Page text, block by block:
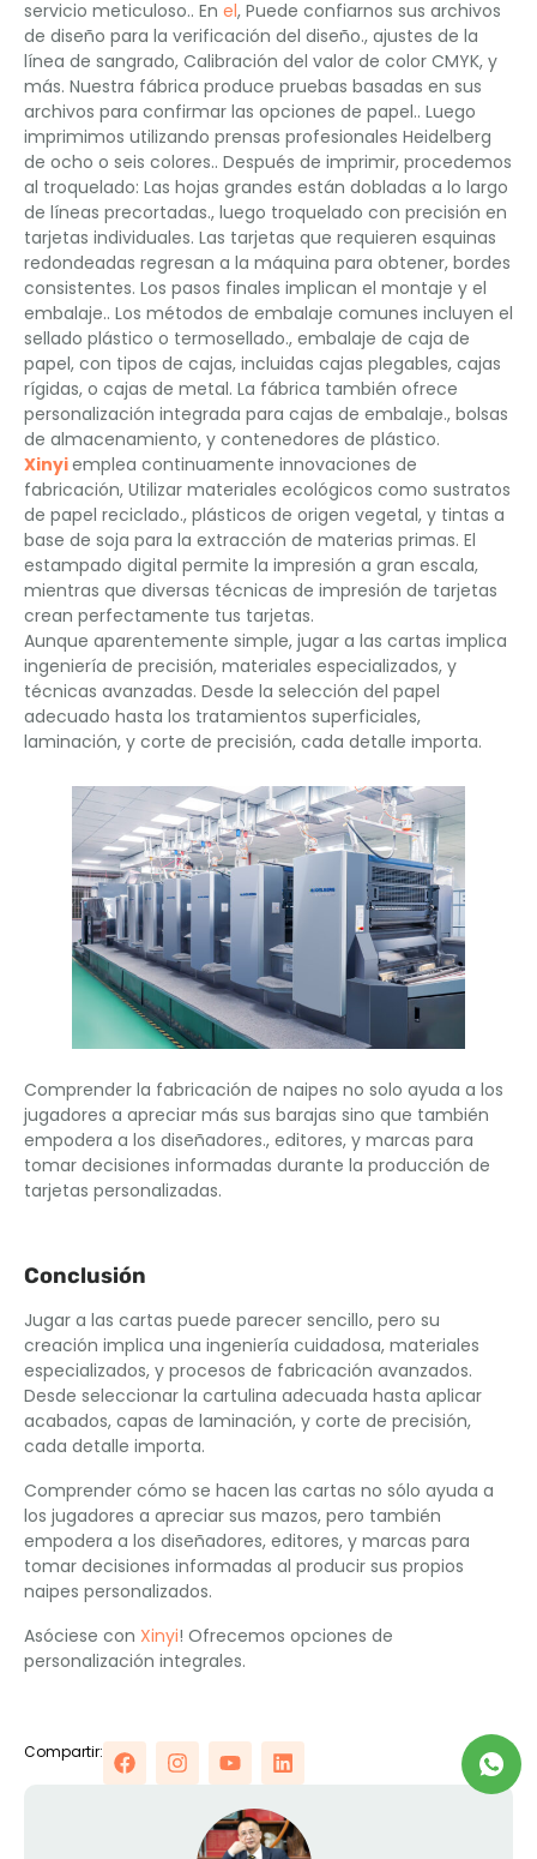
servicio meticuloso.. En el, Puede confiarnos sus archivos
de diseño para la verificación del diseño., ajustes de la
línea de sangrado, Calibración del valor de color CMYK, y
más. Nuestra fábrica produce pruebas basadas en sus
archivos para confirmar las opciones de papel.. Luego
imprimimos utilizando prensas profesionales Heidelberg
de ocho o seis colores.. Después de imprimir, procedemos
al troquelado: Las hojas grandes están dobladas a lo largo
de líneas precortadas., luego troquelado con precisión en
tarjetas individuales. Las tarjetas que requieren esquinas
redondeadas regresan a la máquina para obtener, bordes
consistentes. Los pasos finales implican el montaje y el
embalaje.. Los métodos de embalaje comunes incluyen el
sellado plástico o termosellado., embalaje de caja de
papel, con tipos de cajas, incluidas cajas plegables, cajas
rígidas, o cajas de metal. La fábrica también ofrece
personalización integrada para cajas de embalaje., bolsas
de almacenamiento, y contenedores de plástico.
Xinyiemplea continuamente innovaciones de
fabricación, Utilizar materiales ecológicos como sustratos
de papel reciclado., plásticos de origen vegetal, y tintas a
base de soja para la extracción de materias primas. El
estampado digital permite la impresión a gran escala,
mientras que diversas técnicas de impresión de tarjetas
crean perfectamente tus tarjetas.
Aunque aparentemente simple, jugar a las cartas implica
ingeniería de precisión, materiales especializados, y
técnicas avanzadas. Desde la selección del papel
adecuado hasta los tratamientos superficiales,
laminación, y corte de precisión, cada detalle importa.
Comprender la fabricación de naipes no solo ayuda a los
jugadores a apreciar más sus barajas sino que también
empodera a los diseñadores., editores, y marcas para
tomar decisiones informadas durante la producción de
tarjetas personalizadas.
Conclusión
Jugar a las cartas puede parecer sencillo, pero su
creación implica una ingeniería cuidadosa, materiales
especializados, y procesos de fabricación avanzados.
Desde seleccionar la cartulina adecuada hasta aplicar
acabados, capas de laminación, y corte de precisión,
cada detalle importa.
Comprender cómo se hacen las cartas no sólo ayuda a
los jugadores a apreciar sus mazos, pero también
empodera a los diseñadores, editores, y marcas para
tomar decisiones informadas al producir sus propios
naipes personalizados.
Asóciese con Xinyi! Ofrecemos opciones de
personalización integrales.
Compartir: